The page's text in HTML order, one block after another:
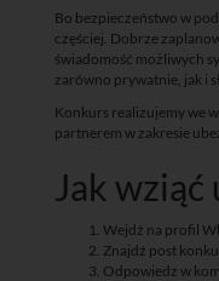
Bo bezpieczeństwo w
częściej. Dobrze
świadomość możliwych
zarówno prywatnie, jak i
Konkurs realizujemy we
partnerem w zakresie
Jak wziąć
Wejdź na profil
Znajdź post
Odpowiedz w